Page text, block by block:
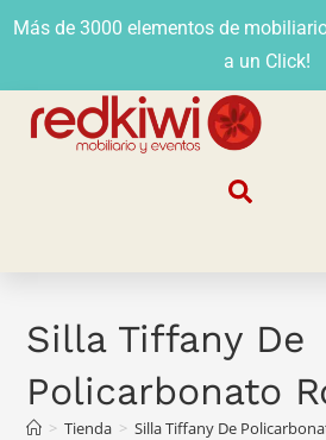
Más de 3000 elementos de
a un Click!
Silla Tiffany De
Policarbonato
> Tienda > Silla Tiffany De